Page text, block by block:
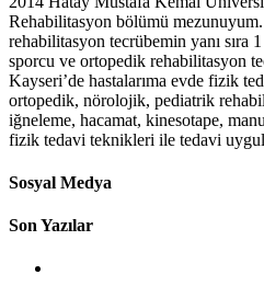
Rehabilitasyon bölümü
rehabilitasyon tecrübemin yanı sıra
sporcu ve ortopedik rehabilitasyon
Kayseri’de hastalarıma evde fizik
ortopedik, nörolojik, pediatrik
iğneleme, hacamat, kinesotape,
fizik tedavi teknikleri ile tedavi
Sosyal Medya
Son Yazılar